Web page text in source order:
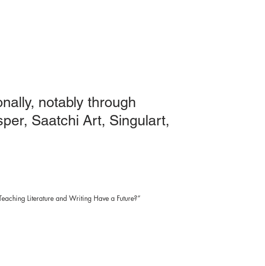
notably through
Saatchi Art, Singulart,
Literature and Writing Have a Future?”